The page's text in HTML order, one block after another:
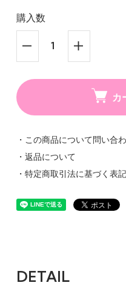
購入数
カ
・この商品について問い合
・返品について
・特定商取引法に基づく表記
DETAIL